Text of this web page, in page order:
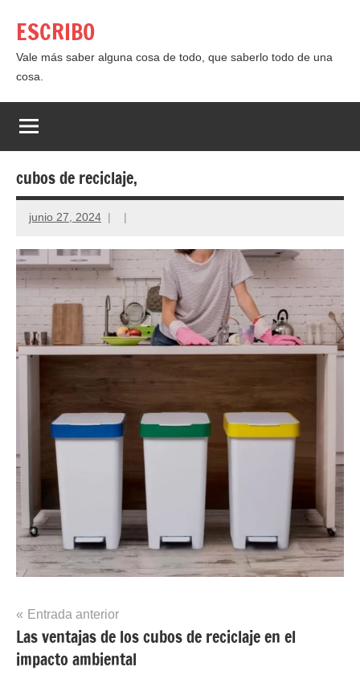
contenido
ESCRIBO
Vale más saber alguna cosa de todo, que saberlo todo de una
cosa.
cubos de reciclaje,
junio 27, 2024
Navegación
de
entradas
Entrada anterior
Las ventajas de los cubos de reciclaje en el
impacto ambiental